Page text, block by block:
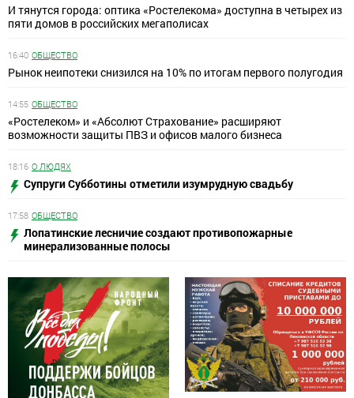
И тянутся города: оптика «Ростелекома» доступна в четырех из
пяти домов в российских мегаполисах
16:40 ОБЩЕСТВО
Рынок неипотеки снизился на 10% по итогам первого полугодия
14:55 ОБЩЕСТВО
«Ростелеком» и «Абсолют Страхование» расширяют
возможности защиты ПВЗ и офисов малого бизнеса
18:16 О ЛЮДЯХ
Супруги Субботины отметили изумрудную свадьбу
17:58 ОБЩЕСТВО
Лопатинские лесничие создают противопожарные
минерализованные полосы